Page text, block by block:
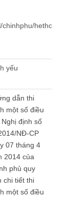
yếu
dẫn thi
một số điều
Nghị định số
NĐ-CP
07 tháng 4
2014 của
phủ quy
chi tiết thi
một số điều